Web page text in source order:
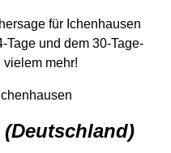
für Ichenhausen
Tage und dem 30-Tage-
vielem mehr!